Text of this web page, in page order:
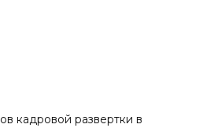
кадровой развертки в